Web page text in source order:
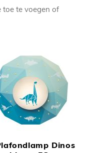
toe te voegen of
Dinos